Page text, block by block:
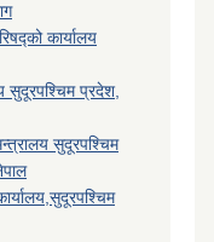
कार्यालय
सुदूरपश्चिम प्रदेश,
सुदूरपश्चिम